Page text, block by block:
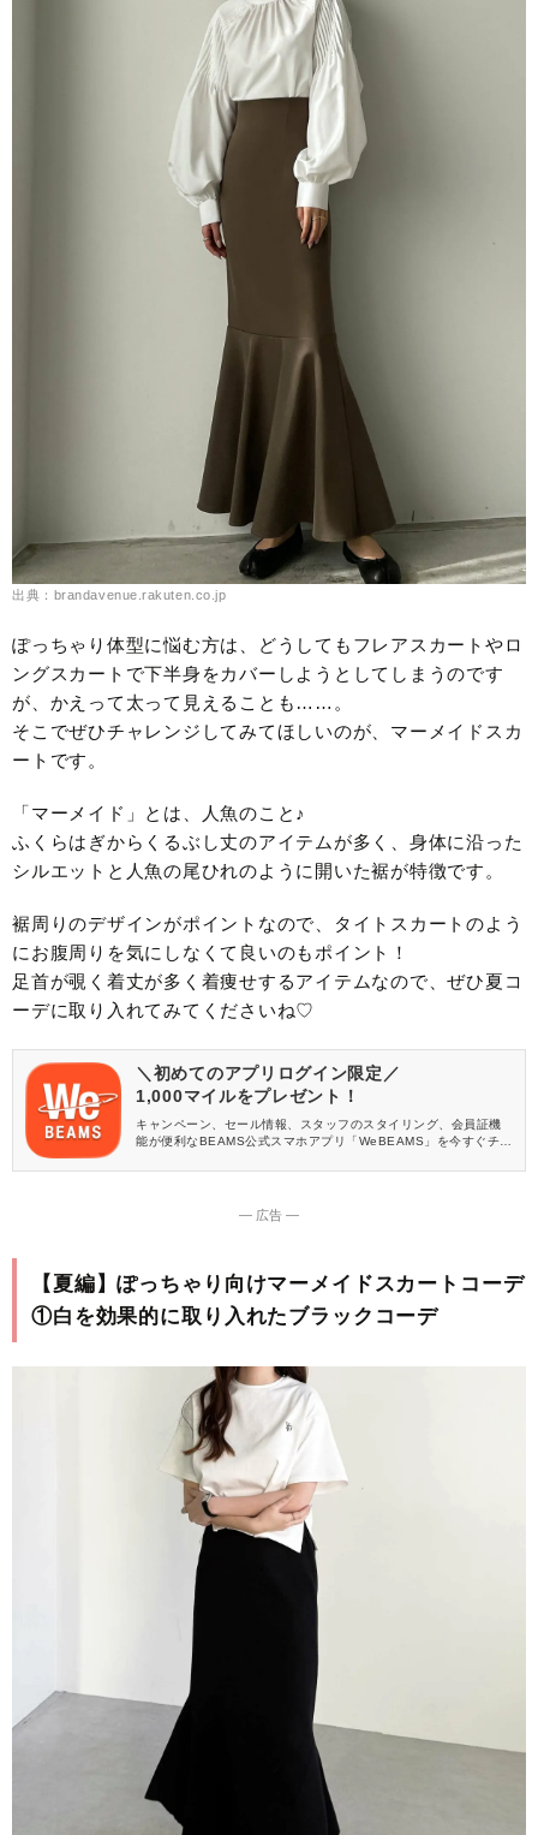
出典：brandavenue.rakuten.co.jp
ぽっちゃり体型に悩む方は、どうしてもフレアスカートやロ
ングスカートで下半身をカバーしようとしてしまうのです
が、かえって太って見えることも……。
そこでぜひチャレンジしてみてほしいのが、マーメイドスカ
ートです。
「マーメイド」とは、人魚のこと♪
ふくらはぎからくるぶし丈のアイテムが多く、身体に沿った
シルエットと人魚の尾ひれのように開いた裾が特徴です。
裾周りのデザインがポイントなので、タイトスカートのよう
にお腹周りを気にしなくて良いのもポイント！
足首が覗く着丈が多く着痩せするアイテムなので、ぜひ夏コ
ーデに取り入れてみてくださいね♡
＼初めてのアプリログイン限定／
1,000マイルをプレゼント！
キャンペーン、セール情報、スタッフのスタイリング、会員証機
能が便利なBEAMS公式スマホアプリ「WeBEAMS」を今すぐチェ
― 広告 ―
【夏編】ぽっちゃり向けマーメイドスカートコーデ
①白を効果的に取り入れたブラックコーデ